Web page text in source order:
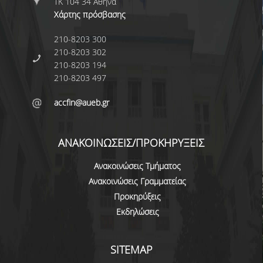
Ε.Τ.Ε.Π.
Ε.ΔΙ.Π
ΔΙΟΙΚΗΤΙΚΟ ΠΡΟΣΩΠΙΚΟ
ΥΠΟΨΗΦΙΟΙ ΜΕΤΑΔΙΔΑΚΤΟΡΕΣ
ΠΡΟΠΤΥΧΙΑΚΕΣ
ΟΔΗΓΟΣ ΣΠΟΥΔΩΝ
ΑΚΑΔΗΜΑΪΚΟ ΗΜΕΡΟΛΟΓΙΟ
Χάρτης πρόσβασης
210-8203 300
210-8203 302
210-8203 194
210-8203 497
accfin@aueb.gr
ΑΝΑΚΟΙΝΩΣΕΙΣ/ΠΡΟΚΗΡΥΞΕΙΣ
Ανακοινώσεις Τμήματος
Ανακοινώσεις Γραμματείας
Προκηρύξεις
Εκδηλώσεις
SITEMAP